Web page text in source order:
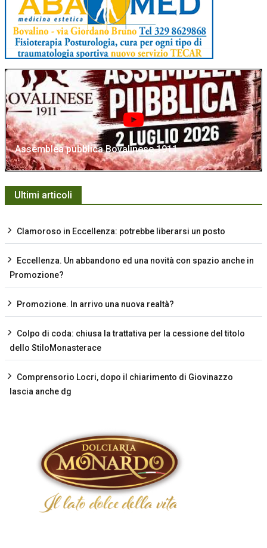
Assemblea pubblica Bovalinese 1911
Ultimi articoli
Clamoroso in Eccellenza: potrebbe liberarsi un posto
Eccellenza. Un abbandono ed una novità con spazio anche in
Promozione?
Promozione. In arrivo una nuova realtà?
Colpo di coda: chiusa la trattativa per la cessione del titolo
dello StiloMonasterace
Comprensorio Locri, dopo il chiarimento di Giovinazzo
lascia anche dg